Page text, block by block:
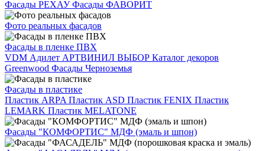
Фасады РЕХАУФасады ФАВОРИТ
Фото реальных фасадов
Фасады в пленке ПВХ
VDM Адилет АРТВИНИЛ ВЫБОР Каталог декоров
Greenwood Фасады Черноземья
Фасады в пластике
Пластик ARPA Пластик ASD Пластик FENIX Пластик
LEMARK Пластик MELATONE
Фасады "КОМФОРТИС" МДФ (эмаль и шпон)